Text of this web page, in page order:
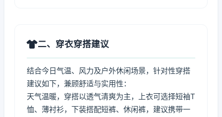
二、穿衣穿搭建议
结合今日气温、风力及户外休闲场景，针对性穿搭
建议如下，兼顾舒适与实用性：
天气温暖，穿搭以透气清爽为主，上衣可选择短袖T
恤、薄衬衫，下装搭配短裤、休闲裤，建议携带一